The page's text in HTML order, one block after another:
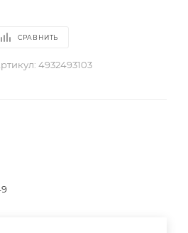
СРАВНИТЬ
4932493103